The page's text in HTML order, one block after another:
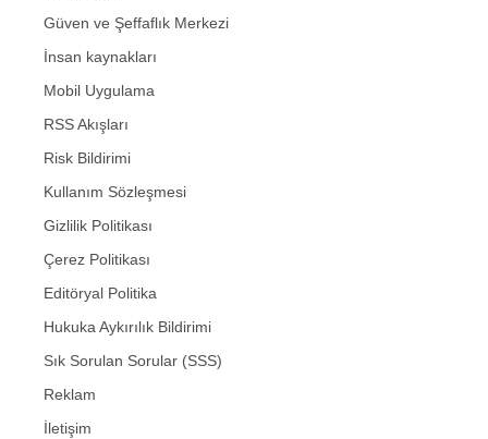
Güven ve Şeffaflık Merkezi
İnsan kaynakları
Mobil Uygulama
RSS Akışları
Risk Bildirimi
Kullanım Sözleşmesi
Gizlilik Politikası
Çerez Politikası
Editöryal Politika
Hukuka Aykırılık Bildirimi
Sık Sorulan Sorular (SSS)
Reklam
İletişim